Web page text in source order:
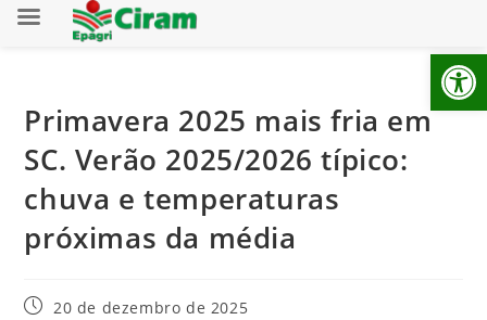
Primavera 2025 mais fria em
SC. Verão 2025/2026 típico:
chuva e temperaturas
próximas da média
20 de dezembro de 2025